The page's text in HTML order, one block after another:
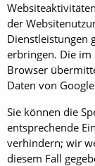
der
Dienstleistungen
erbringen. Die im
Browser
Daten von
Sie können die
entsprechende
verhindern; wir
diesem Fall